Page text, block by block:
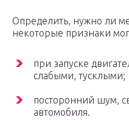
Определить, нужно ли
некоторые признаки
при запуске
слабыми, тусклыми;
посторонний шум,
автомобиля.